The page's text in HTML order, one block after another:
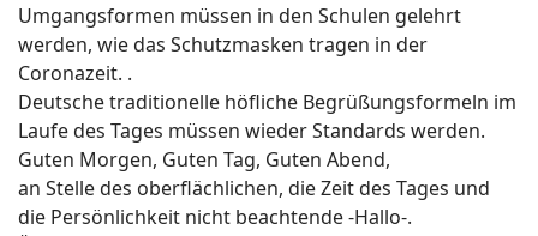
Umgangsformen müssen in den Schulen gelehrt
werden, wie das Schutzmasken tragen in der
Coronazeit. .
Deutsche traditionelle höfliche Begrüßungsformeln im
Laufe des Tages müssen wieder Standards werden.
Guten Morgen, Guten Tag, Guten Abend,
an Stelle des oberflächlichen, die Zeit des Tages und
die Persönlichkeit nicht beachtende -Hallo-.